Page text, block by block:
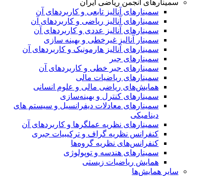
سمینارهای انجمن ریاضی ایران
سمینارهای آنالیز تابعی و کاربردهای آن
سمینارهای آنالیز ریاضی و کاربردهای آن
سمینارهای آنالیز عددی و کاربردهای آن
سمینار آنالیز غیرخطی و بهینه سازی
سمینارهای آنالیز هارمونیک و کاربردهای آن
سمینار‌های جبر
سمینارهای جبر خطی و کاربردهای آن
سمینار‌های ریاضیات مالی
همایش‌های ریاضی مالی و علوم انسانی
سمینارهای کنترل و بهینه‌سازی
سمینارهای معادلات دیفرانسیل و سیستم های
دینامیکی
سمینار‌های نظریه عملگرها و کاربردهای آن
کنفرانس نظریه گراف و ترکیبیات جبری
کنفرانس‌های نظریه گروه‌ها
سمینار‌های هندسه و توپولوژی
همایش ریاضیات زیستی
سایر همایش‌ها